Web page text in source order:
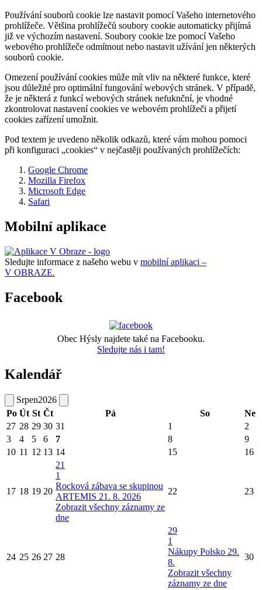
Používání souborů cookie lze nastavit pomocí Vašeho internetového
prohlížeče. Většina prohlížečů soubory cookie automaticky přijímá
již ve výchozím nastavení. Soubory cookie lze pomocí Vašeho
webového prohlížeče odmítnout nebo nastavit užívání jen některých
souborů cookie.
Omezení používání cookies může mít vliv na některé funkce, které
jsou důležité pro optimální fungování webových stránek. V případě,
že je některá z funkcí webových stránek nefuknční, je vhodné
zkontrolovat nastavení cookies ve webovém prohlížeči a přijetí
cookies zařízení umožnit.
Pod textem je uvedeno několik odkazů, které vám mohou pomoci
při konfiguraci „cookies“ v nejčastěji používaných prohlížečích:
Google Chrome
Mozilla Firefox
Microsoft Edge
Safari
Mobilní aplikace
Sledujte informace z našeho webu v mobilní aplikaci –
V OBRAZE.
Facebook
Obec Hýsly najdete také na Facebooku.
Sledujte nás i tam!
Kalendář
Srpen2026
Po Út St Čt Pá So
Ne
27 28 29 30 31 1
2
3
4 5 6 7 8
9
10 11 12 13 14 15 16
17 18 19 20
21
1
Rocková zábava se skupinou
ARTEMIS 21. 8. 2026
Zobrazit všechny záznamy ze
dne
22 23
24 25 26 27 28
29
1
Nákupy Polsko 29.
8.
Zobrazit všechny
záznamy ze dne
30